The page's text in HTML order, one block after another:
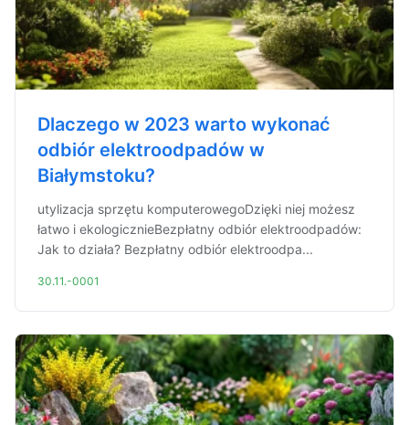
Dlaczego w 2023 warto wykonać
odbiór elektroodpadów w
Białymstoku?
utylizacja sprzętu komputerowegoDzięki niej możesz
łatwo i ekologicznieBezpłatny odbiór elektroodpadów:
Jak to działa? Bezpłatny odbiór elektroodpa...
30.11.-0001